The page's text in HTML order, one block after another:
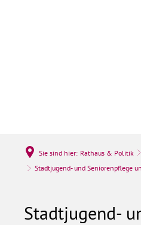
Sie sind hier: Rathaus & Politik
Stadtjugend- und Seniorenpflege
Stadtjugend-